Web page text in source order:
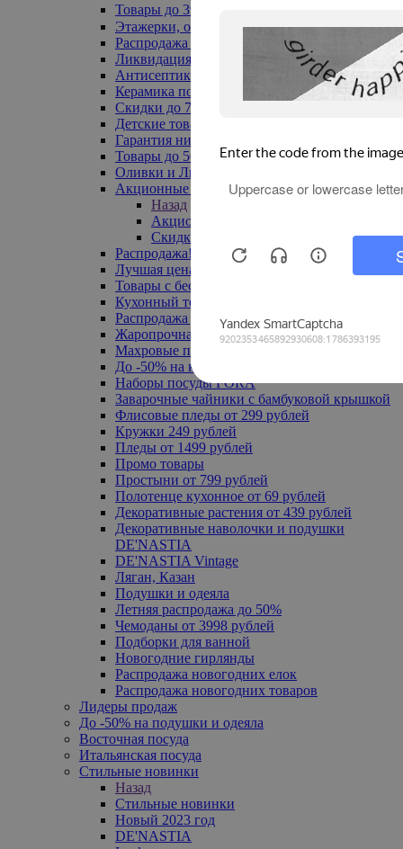
Товары до 399₽
Этажерки, обувницы
Распродажа текстиля до -50%
Ликвидация до -70%
Антисептики
Керамика по 129 руб
Скидки до 70%
Детские товары
Гарантия низкой цены
Товары до 500 руб
Оливки и Лимоны
Акционные товары
Назад
Акционные товары
Скидка 20% по промокоду
Распродажа! Ульяновск до -70%
Лучшая цена
Товары с бесплатной доставкой
Кухонный текстиль
Распродажа до -50%
Жаропрочная посуда
Махровые полотенца
До -50% на ковры
Наборы посуды FORA
Заварочные чайники с бамбуковой крышкой
Флисовые пледы от 299 рублей
Кружки 249 рублей
Пледы от 1499 рублей
Промо товары
Простыни от 799 рублей
Полотенце кухонное от 69 рублей
Декоративные растения от 439 рублей
Декоративные наволочки и подушки
DE'NASTIA
DE'NASTIA Vintage
Ляган, Казан
Подушки и одеяла
Летняя распродажа до 50%
Чемоданы от 3998 рублей
Подборки для ванной
Новогодние гирлянды
Распродажа новогодних елок
Распродажа новогодних товаров
Лидеры продаж
До -50% на подушки и одеяла
Восточная посуда
Итальянская посуда
Стильные новинки
Назад
Стильные новинки
Новый 2023 год
DE'NASTIA